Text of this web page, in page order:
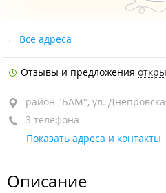
Все адреса
Отзывы и предложения
район "БАМ", ул.
3 телефона
Показать адреса и контакты
Описание